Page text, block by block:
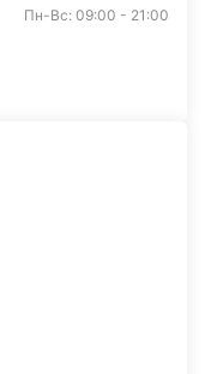
Пн-Вс: 09:00 - 21:00